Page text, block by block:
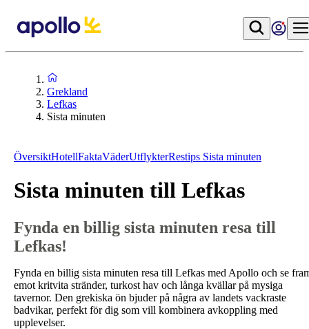
Grekland
Lefkas
Sista minuten
ÖversiktHotellFaktaVäderUtflykterRestips Sista minuten
Sista minuten till Lefkas
Fynda en billig sista minuten resa till
Lefkas!
Fynda en billig sista minuten resa till Lefkas med Apollo och se
emot kritvita stränder, turkost hav och långa kvällar på mysiga
tavernor. Den grekiska ön bjuder på några av landets vackraste
badvikar, perfekt för dig som vill kombinera avkoppling med
upplevelser.